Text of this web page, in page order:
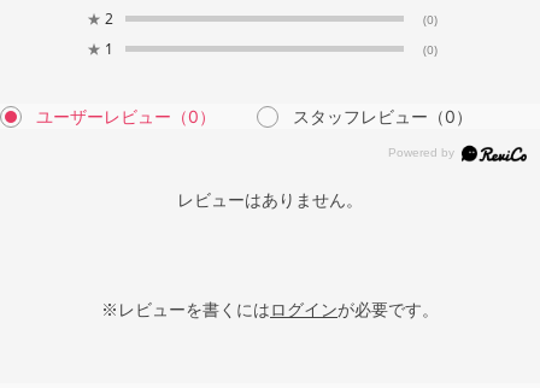
★ 2 (0)
★ 1 (0)
ユーザーレビュー （0） スタッフレビュー （0）
レビューはありません。
※レビューを書くにはログインが必要です。